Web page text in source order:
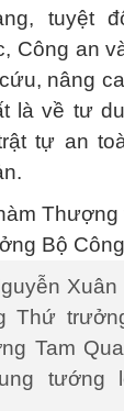
tuyệt
Công an
nâng
là về tư
tự an
Thứ
Tam
tướng